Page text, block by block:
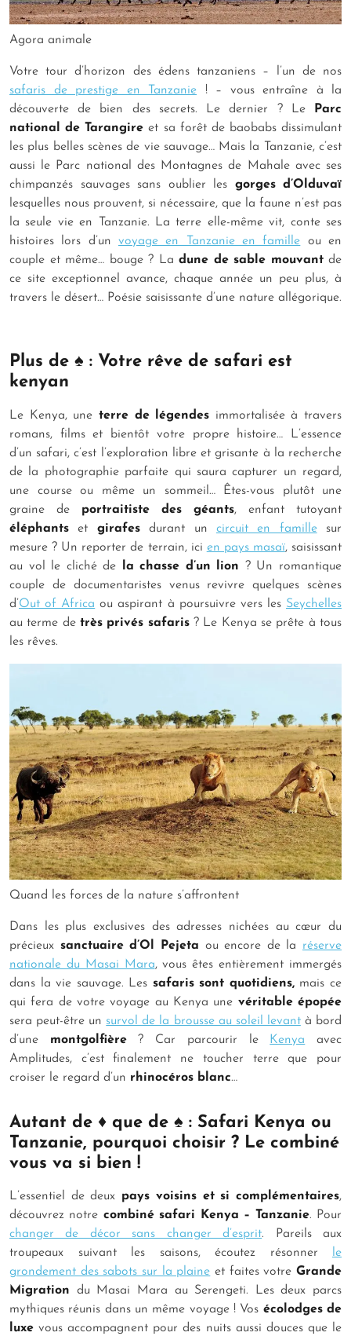
Agora animale
Votre tour d’horizon des édens tanzaniens – l’un de nos
safaris de prestige en Tanzanie ! – vous entraîne à la
découverte de bien des secrets. Le dernier ? Le
Parc
national de Tarangireet sa forêt de baobabs dissimulant
les plus belles scènes de vie sauvage… Mais la Tanzanie, c’est
aussi le Parc national des Montagnes de Mahale avec ses
chimpanzés sauvages sans oublier les gorges d’Olduvaï
lesquelles nous prouvent, si nécessaire, que la faune n’est pas
la seule vie en Tanzanie. La terre elle-même vit, conte ses
histoires lors d’un voyage en Tanzanie en famille ou en
couple et même… bouge ? La dune de sable mouvantde
ce site exceptionnel avance, chaque année un peu plus, à
travers le désert… Poésie saisissante d’une nature allégorique.
Plus de ♠ : Votre rêve de safari est
kenyan
Le Kenya, une terre de légendes immortalisée à travers
romans, films et bientôt votre propre histoire… L’essence
d’un safari, c’est l’exploration libre et grisante à la recherche
de la photographie parfaite qui saura capturer un regard,
une course ou même un sommeil… Êtes-vous plutôt une
graine de portraitiste des géants, enfant tutoyant
éléphants et girafesdurant un circuit en famillesur
mesure ? Un reporter de terrain, ici en pays masaï, saisissant
au vol le cliché de
la chasse d’un lion ? Un romantique
couple de documentaristes venus revivre quelques scènes
d’Out of Africa ou aspirant à poursuivre vers les Seychelles
au terme de très privés safaris ? Le Kenya se prête à tous
les rêves.
Quand les forces de la nature s’affrontent
Dans les plus exclusives des adresses nichées au cœur du
précieux sanctuaire d’Ol Pejeta ou encore de la réserve
nationale du Masai Mara, vous êtes entièrement immergés
dans la vie sauvage. Les safaris sont quotidiens,mais ce
qui fera de votre voyage au Kenya une véritable épopée
sera peut-être un survol de la brousse au soleil levantà bord
d’une montgolfière? Car parcourir le Kenya avec
Amplitudes, c’est finalement ne toucher terre que pour
croiser le regard d’un rhinocéros blanc…
Autant de ♦ que de ♠ : Safari Kenya ou
Tanzanie, pourquoi choisir ? Le combiné
vous va si bien !
L’essentiel de deux pays voisins et si complémentaires,
découvrez notre combiné safari Kenya – Tanzanie. Pour
changer de décor sans changer d’esprit. Pareils aux
troupeaux suivant les saisons, écoutez résonner le
grondement des sabots sur la plaine et faites votreGrande
Migration du Masai Mara au Serengeti. Les deux parcs
mythiques réunis dans un même voyage ! Vos écolodges de
luxe vous accompagnent pour des nuits aussi douces que le